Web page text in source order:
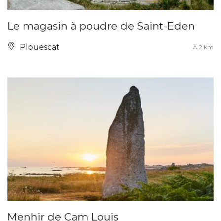
Le magasin à poudre de Saint-Eden
Plouescat À 2 km
Menhir de Cam Louis